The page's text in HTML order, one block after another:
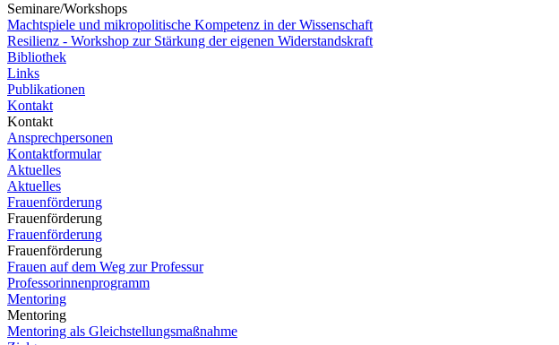
Seminare/Workshops
Machtspiele und mikropolitische Kompetenz in der Wissenschaft
Resilienz - Workshop zur Stärkung der eigenen Widerstandskraft
Bibliothek
Links
Publikationen
Kontakt
Kontakt
Ansprechpersonen
Kontaktformular
Aktuelles
Aktuelles
Frauenförderung
Frauenförderung
Frauenförderung
Frauenförderung
Frauen auf dem Weg zur Professur
Professorinnenprogramm
Mentoring
Mentoring
Mentoring als Gleichstellungsmaßnahme